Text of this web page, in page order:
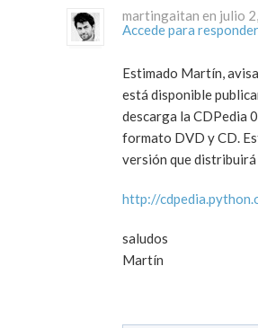
Accede para responder
Estimado Martín,
está disponible
descarga la CDPedia
formato DVD y CD.
versión que distribuirá
http://
saludos
Martín